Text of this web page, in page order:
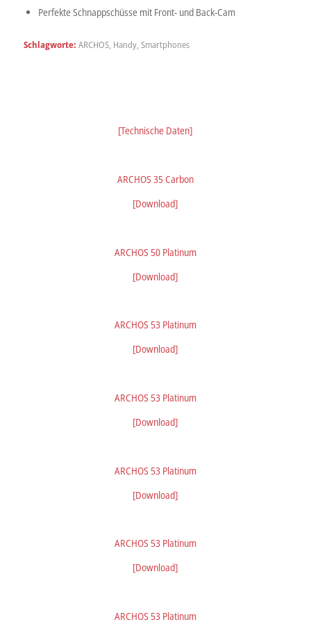
Perfekte Schnappschüsse mit Front- und Back-Cam
Schlagworte: ARCHOS, Handy, Smartphones
[Technische Daten]
ARCHOS 35 Carbon
[Download]
ARCHOS 50 Platinum
[Download]
ARCHOS 53 Platinum
[Download]
ARCHOS 53 Platinum
[Download]
ARCHOS 53 Platinum
[Download]
ARCHOS 53 Platinum
[Download]
ARCHOS 53 Platinum